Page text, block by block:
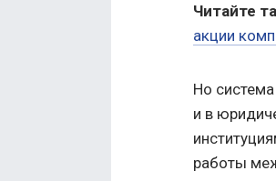
Читайте
акции
Но
и в
работы